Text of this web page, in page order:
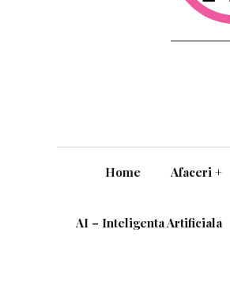
Home Afaceri +
AI – Inteligenta Artificiala